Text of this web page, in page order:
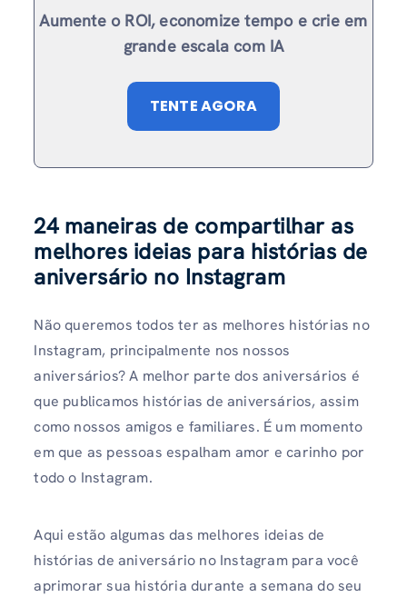
Aumente o ROI, economize tempo e crie em
grande escala com IA
TENTE AGORA
24 maneiras de compartilhar as
melhores ideias para histórias de
aniversário no Instagram
Não queremos todos ter as melhores histórias no
Instagram, principalmente nos nossos
aniversários? A melhor parte dos aniversários é
que publicamos histórias de aniversários, assim
como nossos amigos e familiares. É um momento
em que as pessoas espalham amor e carinho por
todo o Instagram.
Aqui estão algumas das melhores ideias de
histórias de aniversário no Instagram para você
aprimorar sua história durante a semana do seu